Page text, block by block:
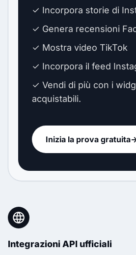
✓ Incorpora storie di
✓ Genera recensioni
✓ Mostra video TikTok
✓ Incorpora il feed
✓ Vendi di più con i
acquistabili.
Inizia la prova gratuita
Integrazioni API ufficiali